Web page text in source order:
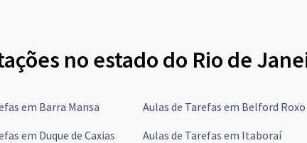
no estado do Rio de
em Barra Mansa Aulas de Tarefas em Belford Roxo
em Duque de Caxias Aulas de Tarefas em Itaboraí